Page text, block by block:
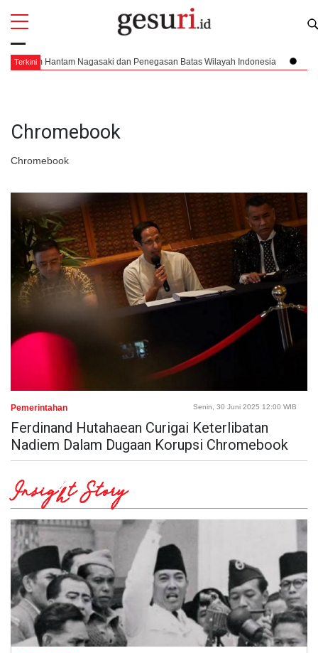
Terkini
Hantam Nagasaki dan Penegasan Batas Wilayah Indonesia
Chromebook
Chromebook
All
Pemerintahan Senin, 30 Juni 2025 12:00 WIB
Ferdinand Hutahaean Curigai Keterlibatan
Nadiem Dalam Dugaan Korupsi Chromebook
Insight Story